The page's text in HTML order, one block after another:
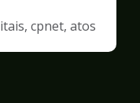
cpnet, atos